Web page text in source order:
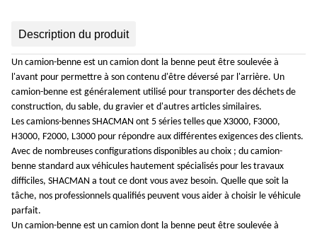
Description du produit
Un camion-benne est un camion dont la benne peut être soulevée à
l'avant pour permettre à son contenu d'être déversé par l'arrière. Un
camion-benne est généralement utilisé pour transporter des déchets de
construction, du sable, du gravier et d'autres articles similaires.
Les camions-bennes SHACMAN ont 5 séries telles que X3000, F3000,
H3000, F2000, L3000 pour répondre aux différentes exigences des clients.
Avec de nombreuses configurations disponibles au choix ; du camion-
benne standard aux véhicules hautement spécialisés pour les travaux
difficiles, SHACMAN a tout ce dont vous avez besoin. Quelle que soit la
tâche, nos professionnels qualifiés peuvent vous aider à choisir le véhicule
parfait.
Un camion-benne est un camion dont la benne peut être soulevée à